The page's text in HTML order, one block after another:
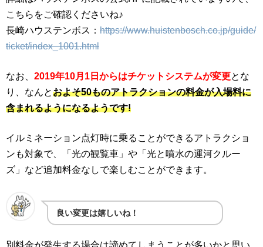
こちらをご確認くださいね♪
長崎ハウステンボス： https://www.huistenbosch.co.jp/guide/
ticket/index_1001.html
なお、 2019年10月1日からはチケットシステムが変更とな
り、なんとおよそ50ものアトラクションの料金が入場料に
含まれるようになるようです!
イルミネーション点灯時に乗ることができるアトラクショ
ンも対象で、「光の観覧車」や「光と噴水の運河クルー
ズ」など追加料金なしで楽しむことができます。
良い変更は嬉しいね！
別料金が発生する場合は諦めてしまうことが多いかと思い